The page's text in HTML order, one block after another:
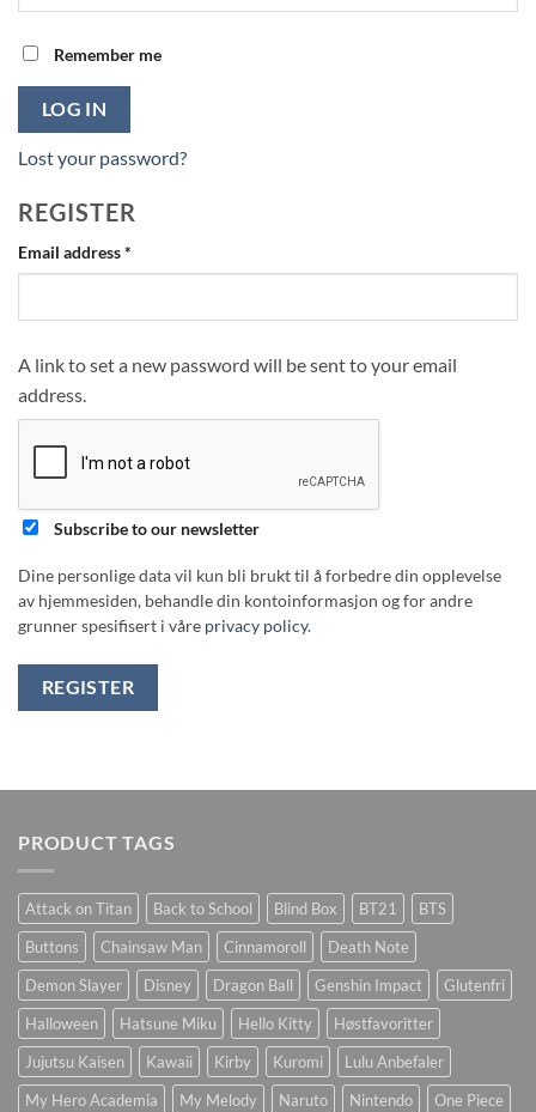
Remember me
LOG IN
Lost your password?
REGISTER
Email address*
A link to set a new password will be sent to your email
address.
Subscribe to our newsletter
Dine personlige data vil kun bli brukt til å forbedre din opplevelse
av hjemmesiden, behandle din kontoinformasjon og for andre
grunner spesifisert i våre privacy policy.
REGISTER
PRODUCT TAGS
Attack on Titan Back to School Blind Box BT21
BTS
Buttons
Chainsaw Man Cinnamoroll
Death Note
Demon Slayer
Disney Dragon Ball Genshin Impact
Glutenfri
Halloween
Hatsune Miku Hello Kitty
Høstfavoritter
Jujutsu Kaisen
Kawaii Kirby Kuromi
Lulu Anbefaler
My Hero Academia
My Melody Naruto Nintendo
One Piece